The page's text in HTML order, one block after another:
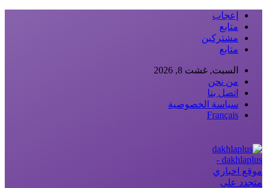
إعجاب
متابع
مشتركين
متابع
السبت, غشت 8, 2026
من نحن
اتصل بنا
سياسة الخصوصية
Français
dakhlaplus -
موقع اخباري
متجدد على